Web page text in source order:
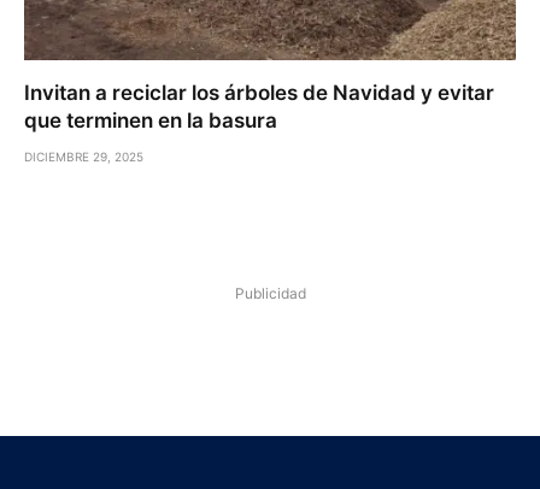
Invitan a reciclar los árboles de Navidad y evitar
que terminen en la basura
DICIEMBRE 29, 2025
Publicidad